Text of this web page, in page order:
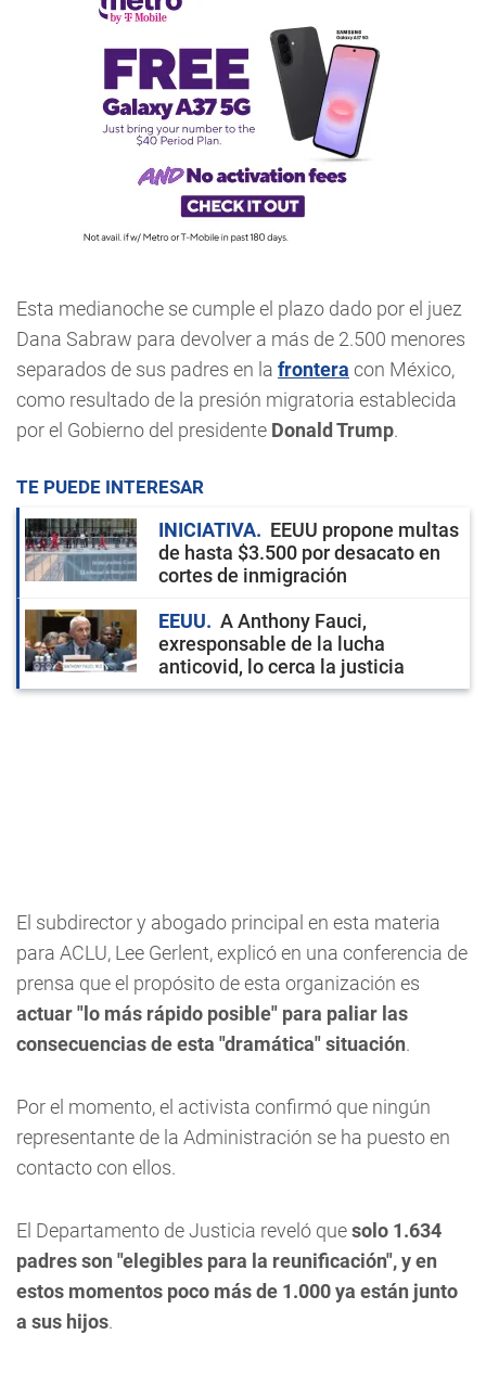
Esta medianoche se cumple el plazo dado por el juez
Dana Sabraw para devolver a más de 2.500 menores
separados de sus padres en la frontera con México,
como resultado de la presión migratoria establecida
por el Gobierno del presidente Donald Trump.
TE PUEDE INTERESAR
INICIATIVA
EEUU propone multas
de hasta $3.500 por desacato en
cortes de inmigración
EEUU
A Anthony Fauci,
exresponsable de la lucha
anticovid, lo cerca la justicia
El subdirector y abogado principal en esta materia
para ACLU, Lee Gerlent, explicó en una conferencia de
prensa que el propósito de esta organización es
actuar "lo más rápido posible" para paliar las
consecuencias de esta "dramática" situación.
Por el momento, el activista confirmó que ningún
representante de la Administración se ha puesto en
contacto con ellos.
El Departamento de Justicia reveló quesolo 1.634
padres son "elegibles para la reunificación", y en
estos momentos poco más de 1.000 ya están junto
a sus hijos.